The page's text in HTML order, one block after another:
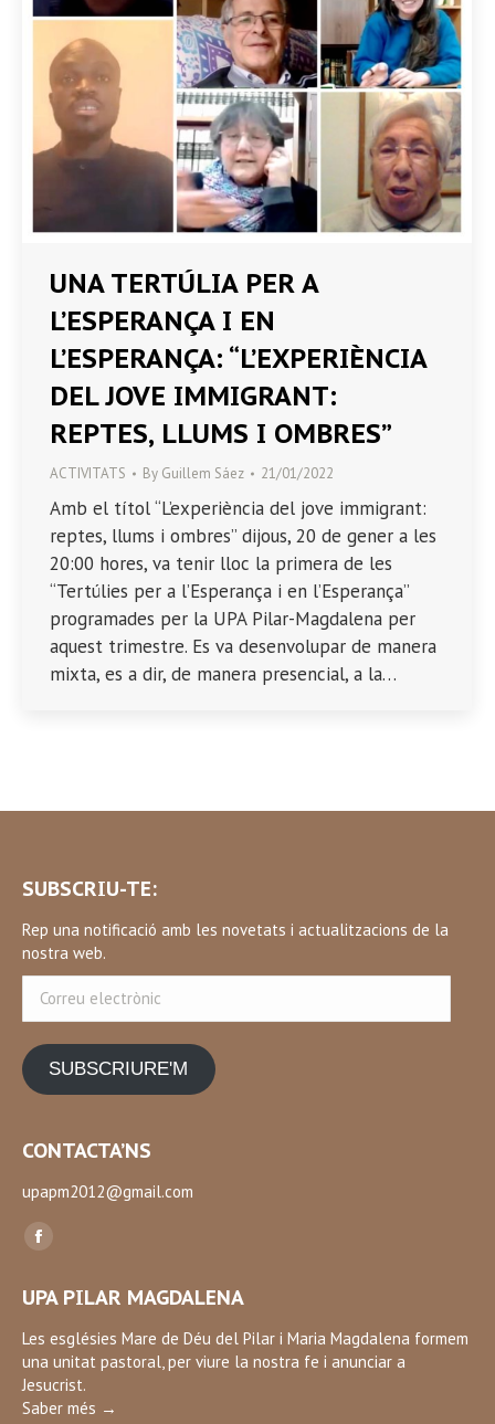
UNA TERTÚLIA PER A
L’ESPERANÇA I EN
L’ESPERANÇA: “L’EXPERIÈNCIA
DEL JOVE IMMIGRANT:
REPTES, LLUMS I OMBRES”
ACTIVITATS By Guillem Sáez 21/01/2022
Amb el títol “L’experiència del jove immigrant:
reptes, llums i ombres” dijous, 20 de gener a les
20:00 hores, va tenir lloc la primera de les
“Tertúlies per a l’Esperança i en l’Esperança”
programades per la UPA Pilar-Magdalena per
aquest trimestre. Es va desenvolupar de manera
mixta, es a dir, de manera presencial, a la…
SUBSCRIU-TE:
Rep una notificació amb les novetats i actualitzacions de la
nostra web.
electrònic
SUBSCRIURE'M
CONTACTA’NS
upapm2012@gmail.com
Find us on:
Facebook
opens
in
new
window
UPA PILAR MAGDALENA
Les esglésies Mare de Déu del Pilar i Maria Magdalena formem
una unitat pastoral, per viure la nostra fe i anunciar a
Jesucrist.
Saber més →